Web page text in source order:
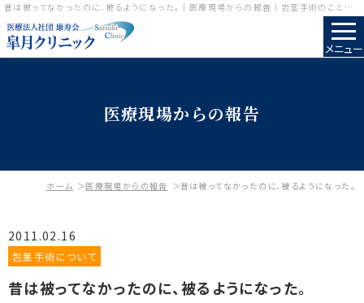
昔は被ってなかったのに、被るようになった。｜医療現場からの報告｜包茎手術のことなら皐月クリニック
メニュー
医療現場からの報告
ホーム 医療現場からの報告 昔は被ってなかったのに、被るようになった。
2011.02.16
包茎手術について
昔は被ってなかったのに、被るようになった。